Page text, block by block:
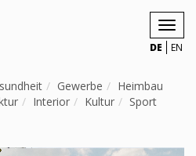
DE EN
Gewerbe
Heimbau
Interior Kultur
Sport